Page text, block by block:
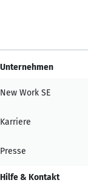
Unternehmen
New Work SE
Karriere
Presse
Hilfe & Kontakt